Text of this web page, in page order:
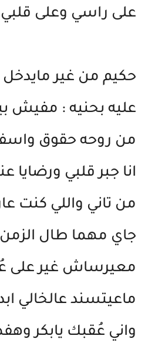
على راسي وعلى
حكيم من غير
عليه بحنيه : مفيش
من روحه حقوق واسف
انا جبر قلبي ورضايا
من تاني واللي كنت
جاي مهما طال
معيرساش غير على
ماعيتسند عالخالي
واني عُقبك يابكر